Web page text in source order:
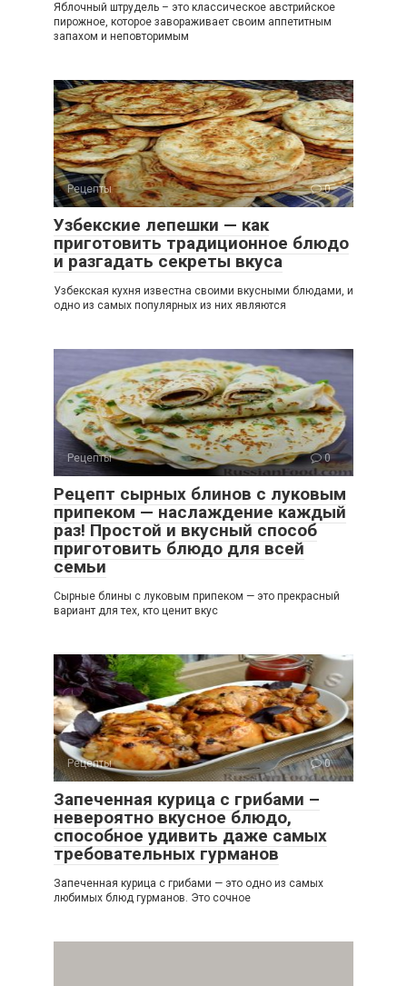
Яблочный штрудель – это классическое австрийское
пирожное, которое завораживает своим аппетитным
запахом и неповторимым
Рецепты 0
Узбекские лепешки — как
приготовить традиционное блюдо
и разгадать секреты вкуса
Узбекская кухня известна своими вкусными блюдами, и
одно из самых популярных из них являются
Рецепты 0
Рецепт сырных блинов с луковым
припеком — наслаждение каждый
раз! Простой и вкусный способ
приготовить блюдо для всей
семьи
Сырные блины с луковым припеком — это прекрасный
вариант для тех, кто ценит вкус
Рецепты 0
Запеченная курица с грибами –
невероятно вкусное блюдо,
способное удивить даже самых
требовательных гурманов
Запеченная курица с грибами — это одно из самых
любимых блюд гурманов. Это сочное